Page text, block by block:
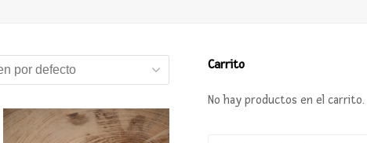
Carrito
No hay productos en el carrito.